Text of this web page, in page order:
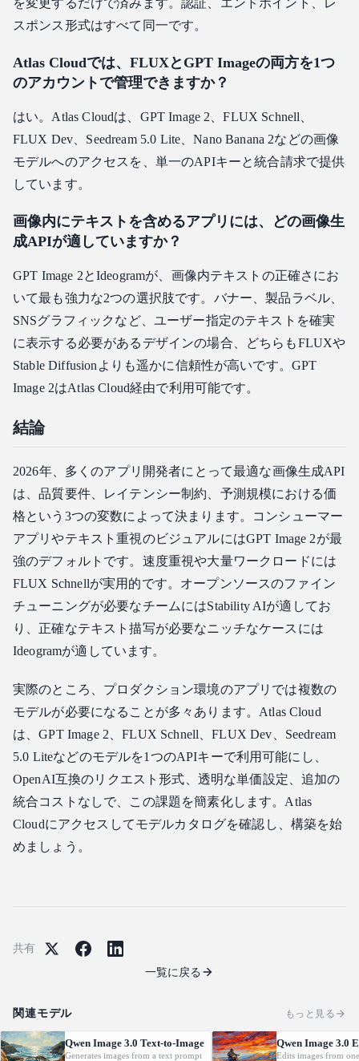
を変更するだけで済みます。認証、エンドポイント、レ
スポンス形式はすべて同一です。
Atlas Cloudでは、FLUXとGPT Imageの両方を1つ
のアカウントで管理できますか？
はい。Atlas Cloudは、GPT Image 2、FLUX Schnell、
FLUX Dev、Seedream 5.0 Lite、Nano Banana 2などの画像
モデルへのアクセスを、単一のAPIキーと統合請求で提供
しています。
画像内にテキストを含めるアプリには、どの画像生
成APIが適していますか？
GPT Image 2とIdeogramが、画像内テキストの正確さにお
いて最も強力な2つの選択肢です。バナー、製品ラベル、
SNSグラフィックなど、ユーザー指定のテキストを確実
に表示する必要があるデザインの場合、どちらもFLUXや
Stable Diffusionよりも遥かに信頼性が高いです。GPT
Image 2はAtlas Cloud経由で利用可能です。
結論
2026年、多くのアプリ開発者にとって最適な画像生成API
は、品質要件、レイテンシー制約、予測規模における価
格という3つの変数によって決まります。コンシューマー
アプリやテキスト重視のビジュアルにはGPT Image 2が最
強のデフォルトです。速度重視や大量ワークロードには
FLUX Schnellが実用的です。オープンソースのファイン
チューニングが必要なチームにはStability AIが適してお
り、正確なテキスト描写が必要なニッチなケースには
Ideogramが適しています。
実際のところ、プロダクション環境のアプリでは複数の
モデルが必要になることが多々あります。Atlas Cloud
は、GPT Image 2、FLUX Schnell、FLUX Dev、Seedream
5.0 Liteなどのモデルを1つのAPIキーで利用可能にし、
OpenAI互換のリクエスト形式、透明な単価設定、追加の
統合コストなしで、この課題を簡素化します。Atlas
Cloudにアクセスしてモデルカタログを確認し、構築を始
めましょう。
共有
一覧に戻る
関連モデル もっと見る
Qwen Image 3.0 Text-to-Image
Generates images from a text prompt
Qwen Image 3.0
Edits images from